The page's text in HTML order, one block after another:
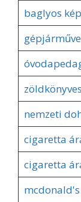
baglyos
nemzeti
cigaretta
cigaretta